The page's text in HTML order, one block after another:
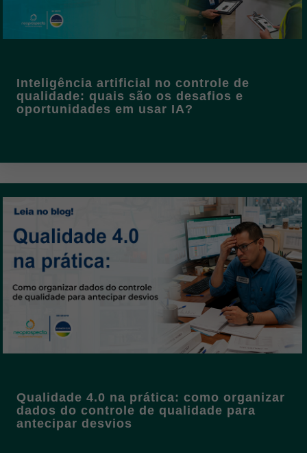
Inteligência artificial no controle de
qualidade: quais são os desafios e
oportunidades em usar IA?
Qualidade 4.0 na prática: como organizar
dados do controle de qualidade para
antecipar desvios